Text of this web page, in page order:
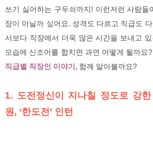
쓰기 싫어하는 구두쇠까지! 이런저런 사람들
장이 아닐까 싶어요. 성격도 다르고 직급도
서보다 직장에서 더욱 많은 시간을 보내고 있
모습에 신조어를 합치면 과연 어떻게 될까요?
직급별 직장인 이야기, 함께 알아볼까요?
1. 도전정신이 지나칠 정도로 강
원, ‘한도전’ 인턴